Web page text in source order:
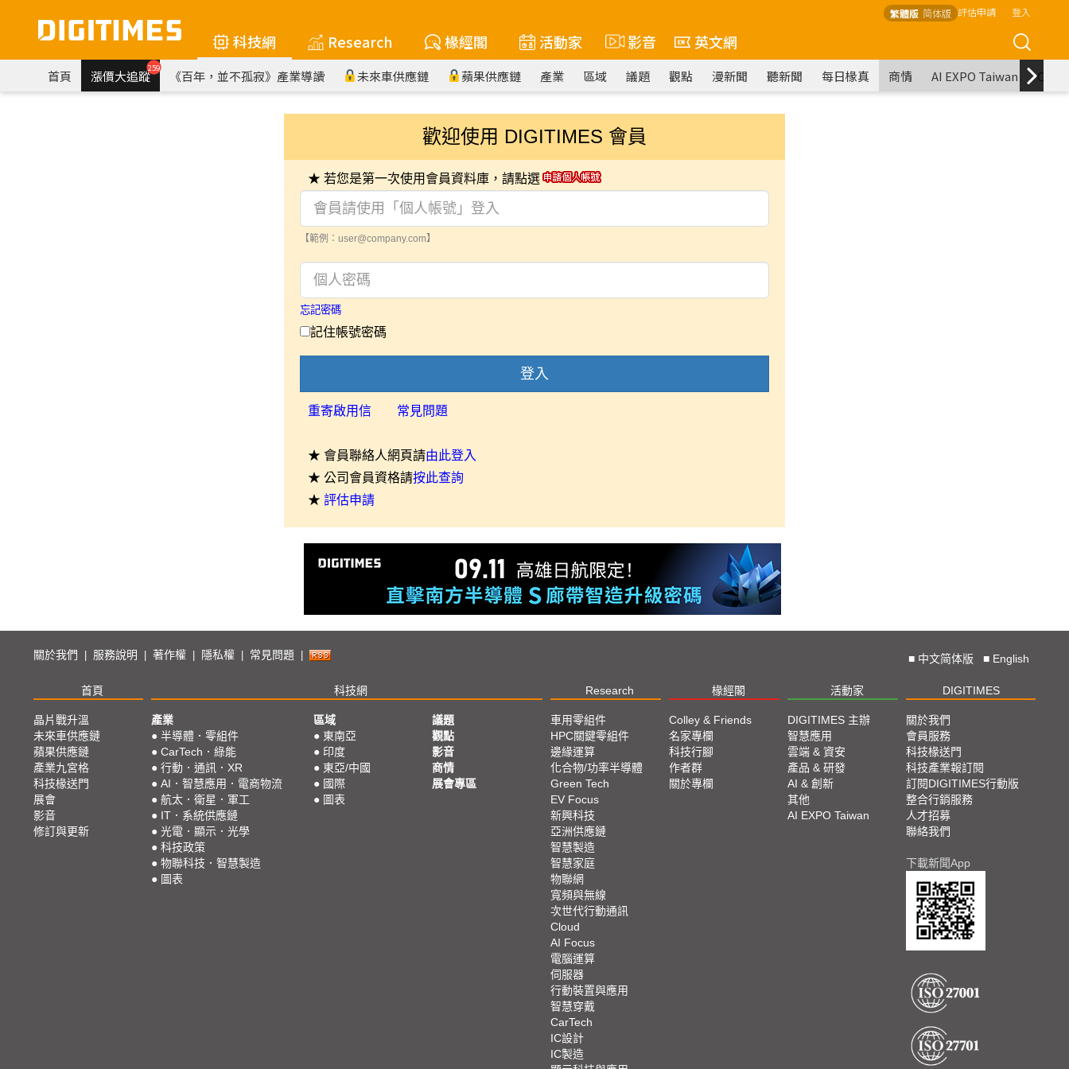
繁體版 简体版 評估申請 登入
科技網 Research 椽經閣 活動家 影音 英文網
首頁 漲價大追蹤259 《百年，並不孤寂》產業導讀 未來車供應鏈 蘋果供應鏈 產業 區域 議題 觀點 漫新聞 聽新聞 每日椽真 商情 AI EXPO Taiwan
歡迎使用 DIGITIMES 會員
★ 若您是第一次使用會員資料庫，請點選
【範例：user@company.com】
忘記密碼
記住帳號密碼
登入
重寄啟用信 常見問題
★ 會員聯絡人網頁請由此登入
★ 公司會員資格請按此查詢
★ 評估申請
關於我們 服務說明 著作權 隱私權 常見問題 ■ 中文简体版 ■ English
首頁 科技網 Research 椽經閣 活動家 DIGITIMES
晶片戰升溫
未來車供應鏈
蘋果供應鏈
產業九宮格
科技椽送門
展會
影音
修訂與更新
產業
● 半導體．零組件
● CarTech．綠能
● 行動．通訊．XR
● AI．智慧應用．電商物流
● 航太．衛星．軍工
● IT．系統供應鏈
● 光電．顯示．光學
● 科技政策
● 物聯科技．智慧製造
● 圖表
區域
● 東南亞
● 印度
● 東亞/中國
● 國際
● 圖表
議題
觀點
影音
商情
展會專區
車用零組件
HPC關鍵零組件
邊緣運算
化合物/功率半導體
Green Tech
EV Focus
新興科技
亞洲供應鏈
智慧製造
智慧家庭
物聯網
寬頻與無線
次世代行動通訊
Cloud
AI Focus
電腦運算
伺服器
行動裝置與應用
智慧穿戴
CarTech
IC設計
IC製造
Colley & Friends
名家專欄
科技行腳
作者群
關於專欄
DIGITIMES 主辦
智慧應用
雲端 & 資安
產品 & 研發
AI & 創新
其他
AI EXPO Taiwan
關於我們
會員服務
科技椽送門
科技產業報訂閱
訂閱DIGITIMES行動版
整合行銷服務
人才招募
聯絡我們
下載新聞App